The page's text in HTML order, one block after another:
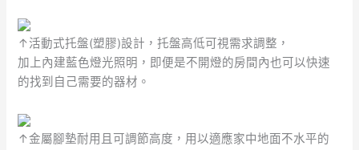
↑活動式托盤(塑膠)設計，托盤高低可視需求調整，
加上內建藍色燈光照明，即便是不開燈的房間內也可以快速
的找到自己需要的器材。
↑金屬腳墊耐用且可調節高度，用以適應家中地面不水平的